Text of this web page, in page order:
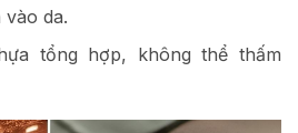
da.
tổng hợp, không thể thấm